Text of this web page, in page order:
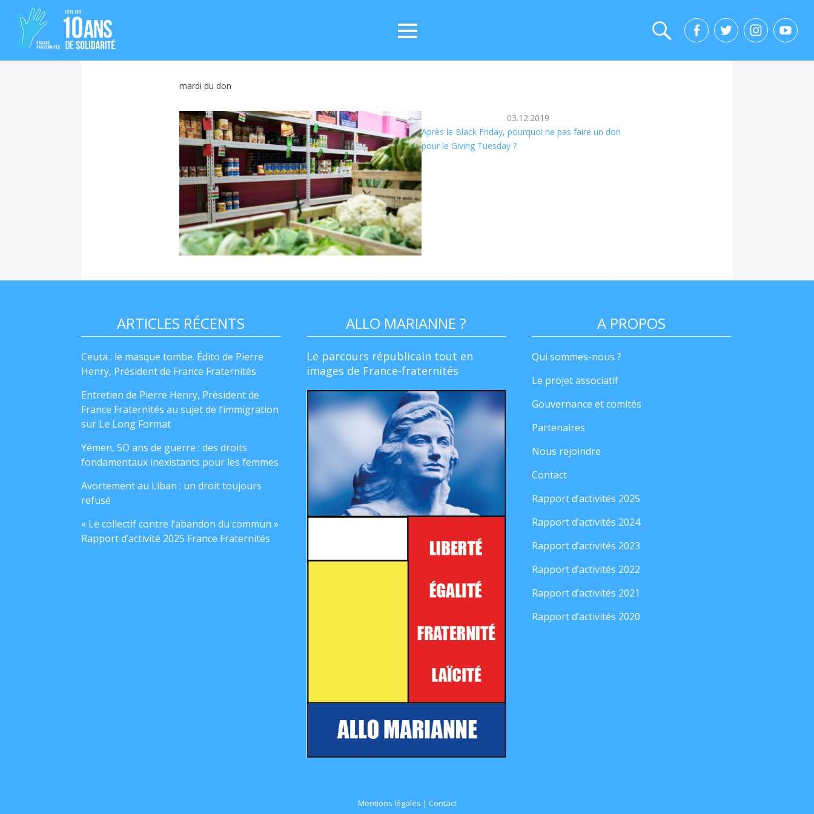
mardi du don
03.12.2019
Après le Black Friday, pourquoi ne pas faire un don
pour le Giving Tuesday ?
ARTICLES RÉCENTS
Ceuta : le masque tombe. Édito de Pierre
Henry, Président de France Fraternités
Entretien de Pierre Henry, Président de
France Fraternités au sujet de l’immigration
sur Le Long Format
Yémen, 5O ans de guerre : des droits
fondamentaux inexistants pour les femmes
Avortement au Liban : un droit toujours
refusé
« Le collectif contre l’abandon du commun »
Rapport d’activité 2025 France Fraternités
ALLO MARIANNE ?
Le parcours républicain tout en
images de France-fraternités
A PROPOS
Qui sommes-nous ?
Le projet associatif
Gouvernance et comités
Partenaires
Nous rejoindre
Contact
Rapport d’activités 2025
Rapport d’activités 2024
Rapport d’activités 2023
Rapport d’activités 2022
Rapport d’activités 2021
Rapport d’activités 2020
Mentions légales | Contact